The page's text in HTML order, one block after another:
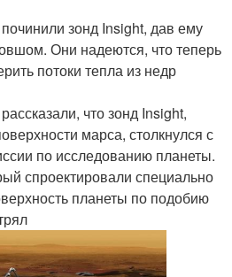
зонд Insight, дав ему
Они надеются, что теперь
потоки тепла из недр
что зонд Insight,
марса, столкнулся с
по исследованию планеты.
спроектировали специально
планеты по подобию